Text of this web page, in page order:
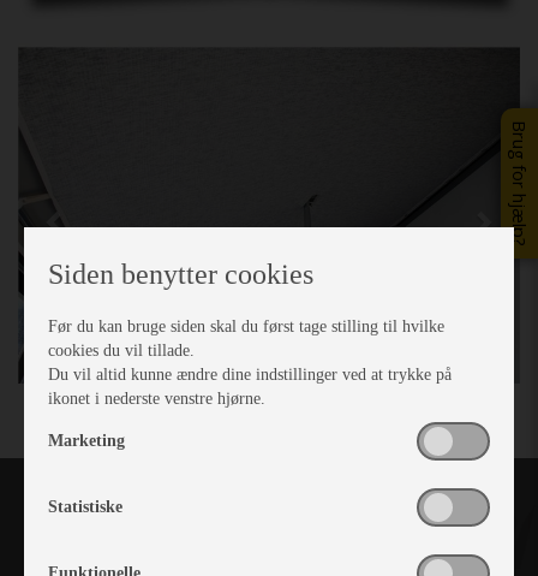
Brug for hjælp?
Next
Siden benytter cookies
Før du kan bruge siden skal du først tage stilling til hvilke
cookies du vil tillade.
Du vil altid kunne ændre dine indstillinger ved at trykke på
ikonet i nederste venstre hjørne.
Marketing
Statistiske
Funktionelle